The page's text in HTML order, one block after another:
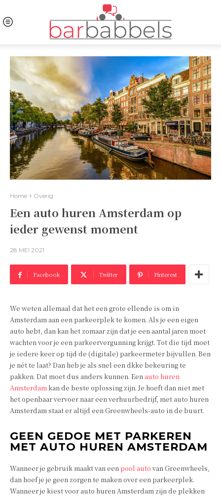
Home Overig
Een auto huren Amsterdam op
ieder gewenst moment
28 MEI 2021
Facebook Twitter Pinterest
We weten allemaal dat het een grote ellende is om in
Amsterdam aan een parkeerplek te komen. Als je een eigen
auto hebt, dan kan het zomaar zijn dat je een aantal jaren moet
wachten voor je een parkeervergunning krijgt. Tot die tijd moet
je iedere keer op tijd de (digitale) parkeermeter bijvullen. Ben
je nét te laat? Dan heb je als snel een dkke bekeuring te
pakken. Dat moet dus anders kunnen. Eenauto huren
Amsterdam kan de beste oplossing zijn. Je hoeft dan niet met
het openbaar vervoer naar een verhuurbedrijf, met auto huren
Amsterdam staat er altijd een Greenwheels-auto in de buurt.
GEEN GEDOE MET PARKEREN
MET AUTO HUREN AMSTERDAM
Wanneer je gebruik maakt van eenpool auto van Greenwheels,
dan hoef je je geen zorgen te maken over een parkeerplek.
Wanneer je kiest voor auto huren Amsterdam zijn de plekken